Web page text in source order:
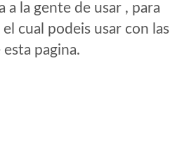
a la gente de usar , para
cual podeis usar con las
pagina.